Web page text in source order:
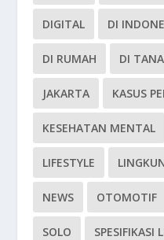
DIGITAL DI
DI RUMAH DI
JAKARTA KASUS
KESEHATAN MENTAL
LIFESTYLE
NEWS OTOMOTIF
SOLO SPESIFIKASI